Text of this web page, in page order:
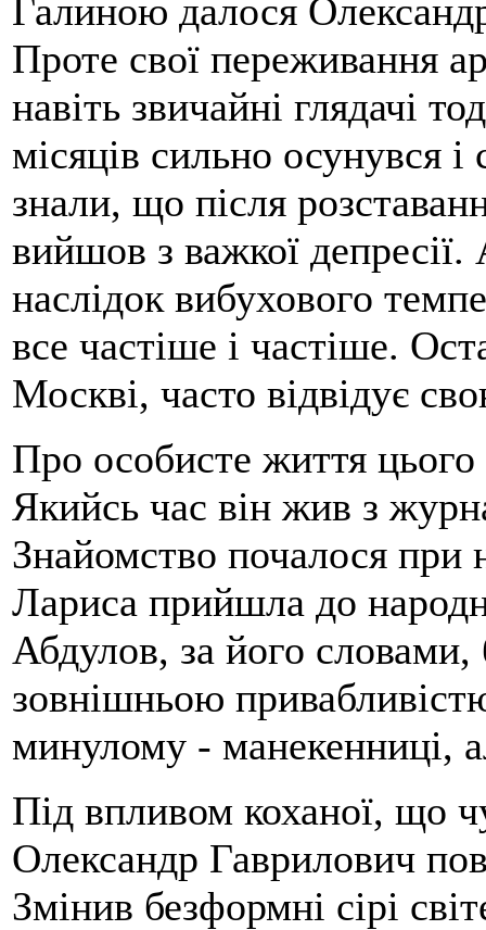
Галиною далося
Проте свої переживання
навіть звичайні глядачі
місяців сильно осунувся
знали, що після
вийшов з важкої
наслідок вибухового
все частіше і частіше.
Москві, часто відвідує
Про особисте життя
Якийсь час він жив з
Знайомство почалося при
Лариса прийшла до
Абдулов, за його
зовнішньою
минулому - манекенниці,
Під впливом коханої, що
Олександр Гаврилович
Змінив безформні сірі